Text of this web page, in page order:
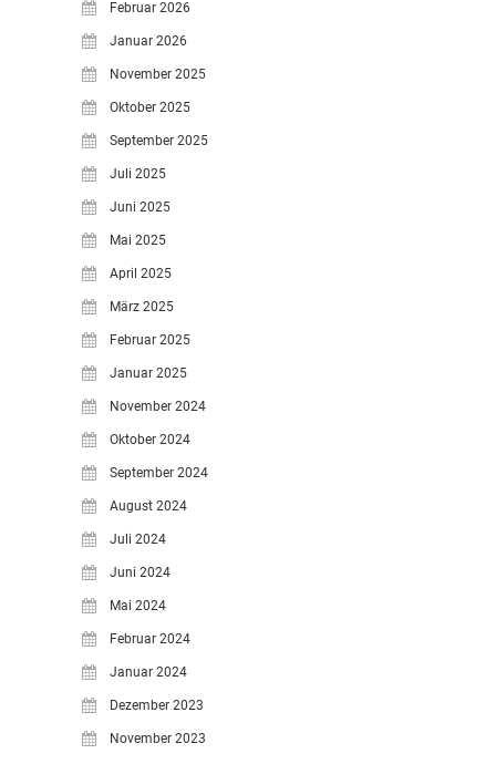
Februar 2026
Januar 2026
November 2025
Oktober 2025
September 2025
Juli 2025
Juni 2025
Mai 2025
April 2025
März 2025
Februar 2025
Januar 2025
November 2024
Oktober 2024
September 2024
August 2024
Juli 2024
Juni 2024
Mai 2024
Februar 2024
Januar 2024
Dezember 2023
November 2023